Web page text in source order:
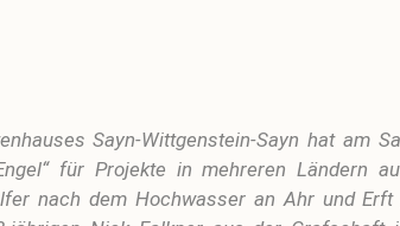
Sayn-Wittgenstein-Sayn hat am
für Projekte in mehreren Ländern
nach dem Hochwasser an Ahr und